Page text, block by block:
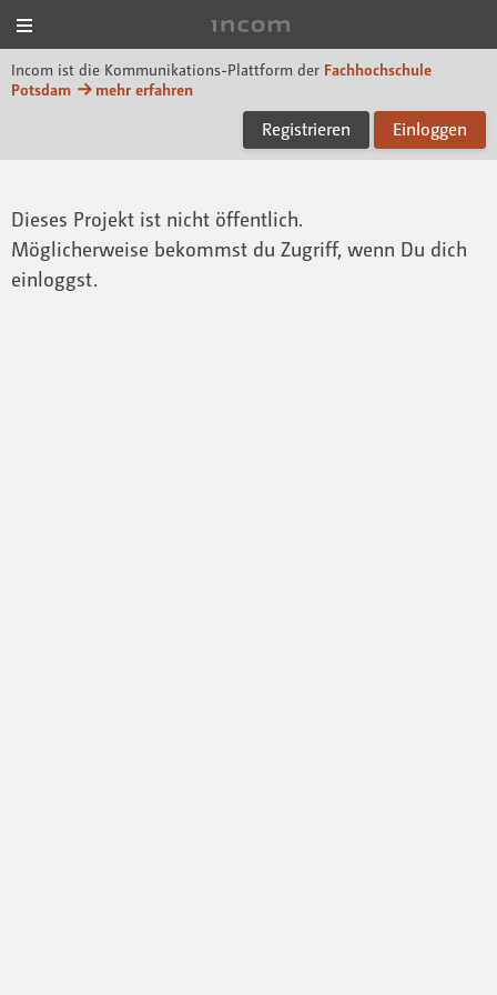
Incom ist die Kommunikations-Plattform der Fachhochschule
Potsdam
mehr erfahren
Registrieren Einloggen
Dieses Projekt ist nicht öffentlich.
Möglicherweise bekommst du Zugriff, wenn Du dich
einloggst.